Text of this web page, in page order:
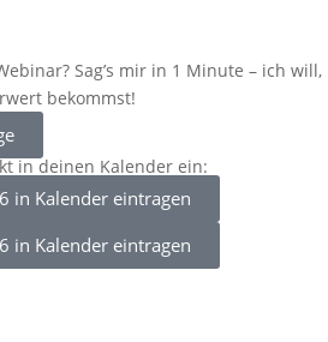
Sag’s mir in 1 Minute – ich will,
bekommst!
in deinen Kalender ein:
in Kalender eintragen
in Kalender eintragen